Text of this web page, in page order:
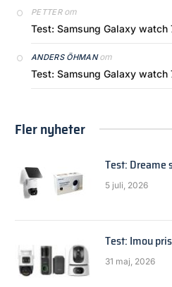
PETTERom
Test: Samsung Galaxy watch
ANDERS ÖHMANom
Test: Samsung Galaxy watch
Fler nyheter
Test: Dreame
5 juli, 2026
Test: Imou
31 maj, 2026